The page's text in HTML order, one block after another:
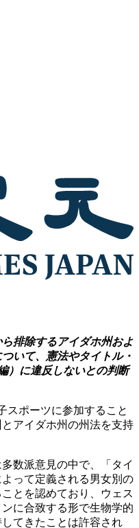
排除するアイダホ州およ
いて、憲法やタイトル・
）に違反しないとの判断
スポーツに参加すること
アイダホ州の州法を支持
数派意見の中で、「タイ
って定義される男女別の
とを認めており、ウェス
に合致する形で生物学的
てきたことは許容され